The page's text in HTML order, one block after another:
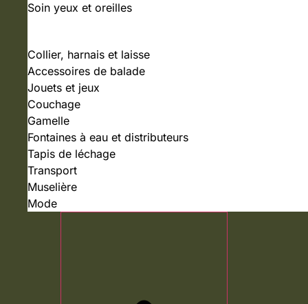
Soin yeux et oreilles
Collier, harnais et laisse
Accessoires de balade
Jouets et jeux
Couchage
Gamelle
Fontaines à eau et distributeurs
Tapis de léchage
Transport
Muselière
Mode